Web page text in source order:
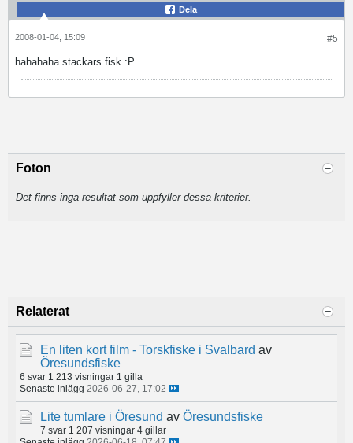
Dela
#5
2008-01-04, 15:09
hahahaha stackars fisk :P
Foton
Det finns inga resultat som uppfyller dessa kriterier.
Relaterat
En liten kort film - Torskfiske i Svalbard av
Öresundsfiske
6 svar 1 213 visningar 1 gilla
Senaste inlägg 2026-06-27, 17:02
Lite tumlare i Öresund av Öresundsfiske
7 svar 1 207 visningar 4 gillar